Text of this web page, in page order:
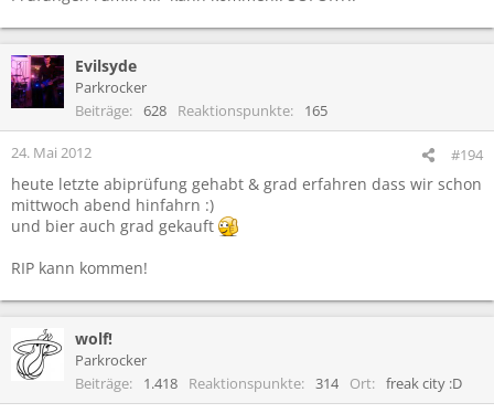
Evilsyde
Parkrocker
Beiträge
628 Reaktionspunkte 165
24. Mai 2012 #194
heute letzte abiprüfung gehabt & grad erfahren dass wir schon
mittwoch abend hinfahrn :)
und bier auch grad gekauft
RIP kann kommen!
wolf!
Parkrocker
Beiträge
1.418 Reaktionspunkte 314 Ort freak city :D